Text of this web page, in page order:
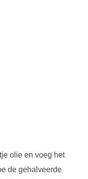
olie en voeg het
de gehalveerde